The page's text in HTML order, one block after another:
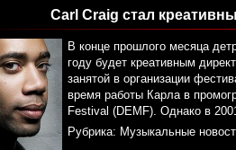
Carl Craig стал
В конце прошлого месяца
году будет креативным
занятой в организации
время работы Карла в
Festival (DEMF). Однако в
Рубрика: Музыкальные